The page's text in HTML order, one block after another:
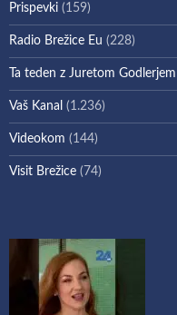
Prispevki (159)
Radio Brežice Eu (228)
Ta teden z Juretom Godlerjem
Vaš Kanal (1.236)
Videokom (144)
Visit Brežice (74)